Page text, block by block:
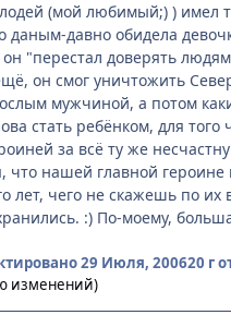
(мой любимый;) ) имел
даным-давно обидела
он "перестал доверять
он смог уничтожить
мужчиной, а потом
стать ребёнком, для того
за всё ту же
что нашей главной
лет, чего не скажешь по их
:) По-моему,
29 Июля, 200620 г
изменений)